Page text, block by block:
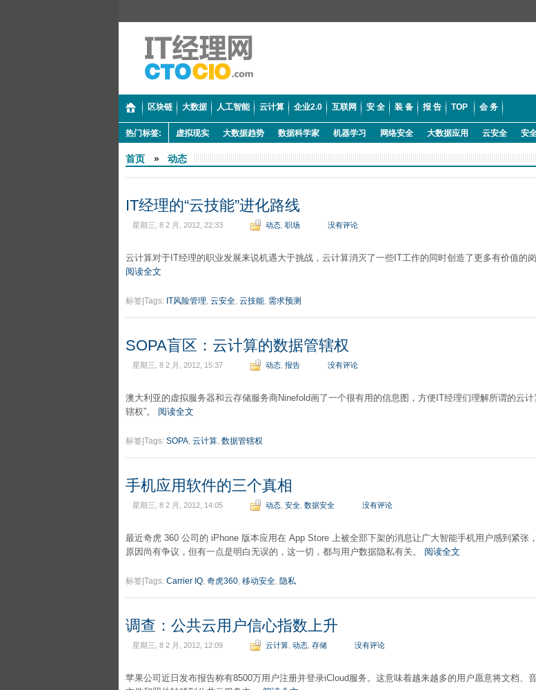
区块链 大数据 人工智能 云计算 企业2.0 互联网 安 全 装 备 报 告 TOP 会 务
热门标签: 虚拟现实 大数据趋势 数据科学家 机器学习 网络安全 大数据应用 云安全 安
首页 » 动态
IT经理的“云技能”进化路线
星期三, 8 2 月, 2012, 22:33 动态 职场 没有评论
云计算对于IT经理的职业发展来说机遇大于挑战，云计算消灭了一些IT工作的同时创造了更多有价值的岗
阅读全文
标签|Tags: IT风险管理, 云安全, 云技能, 需求预测
SOPA盲区：云计算的数据管辖权
星期三, 8 2 月, 2012, 15:37 动态 报告 没有评论
澳大利亚的虚拟服务器和云存储服务商Ninefold画了一个很有用的信息图，方便IT经理们理解所谓的云计
辖权”。 阅读全文
标签|Tags: SOPA, 云计算, 数据管辖权
手机应用软件的三个真相
星期三, 8 2 月, 2012, 14:05 动态 安全 数据安全 没有评论
最近奇虎 360 公司的 iPhone 版本应用在 App Store 上被全部下架的消息让广大智能手机用户感到紧张
原因尚有争议，但有一点是明白无误的，这一切，都与用户数据隐私有关。 阅读全文
标签|Tags: Carrier IQ, 奇虎360, 移动安全, 隐私
调查：公共云用户信心指数上升
星期三, 8 2 月, 2012, 12:09 云计算 动态 存储 没有评论
苹果公司近日发布报告称有8500万用户注册并登录iCloud服务。这意味着越来越多的用户愿意将文档、